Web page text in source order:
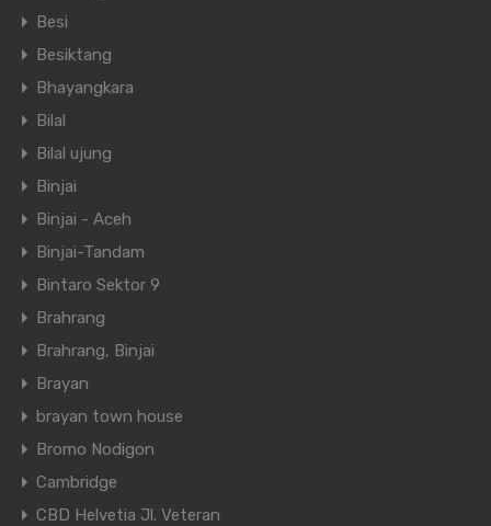
Besi
Besiktang
Bhayangkara
Bilal
Bilal ujung
Binjai
Binjai - Aceh
Binjai-Tandam
Bintaro Sektor 9
Brahrang
Brahrang, Binjai
Brayan
brayan town house
Bromo Nodigon
Cambridge
CBD Helvetia Jl. Veteran